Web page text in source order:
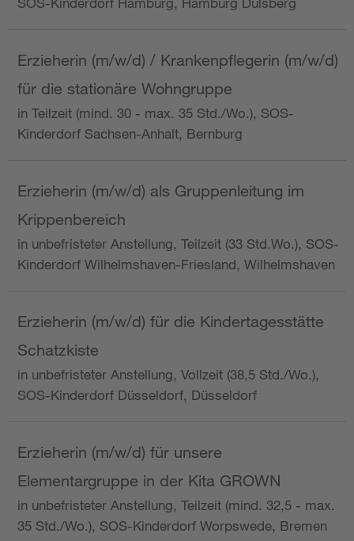
Erzieherin (m/w/d) / Krankenpflegerin (m/w/d)
für die stationäre Wohngruppe
in Teilzeit (mind. 30 - max. 35 Std./Wo.), SOS-
Kinderdorf Sachsen-Anhalt, Bernburg
Erzieherin (m/w/d) als Gruppenleitung im
Krippenbereich
in unbefristeter Anstellung, Teilzeit (33 Std.Wo.), SOS-
Kinderdorf Wilhelmshaven-Friesland, Wilhelmshaven
Erzieherin (m/w/d) für die Kindertagesstätte
Schatzkiste
in unbefristeter Anstellung, Vollzeit (38,5 Std./Wo.),
SOS-Kinderdorf Düsseldorf, Düsseldorf
Erzieherin (m/w/d) für unsere
Elementargruppe in der Kita GROWN
in unbefristeter Anstellung, Teilzeit (mind. 32,5 - max.
35 Std./Wo.), SOS-Kinderdorf Worpswede, Bremen